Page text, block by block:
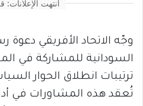
انتهت الإعلانات:
وجّه الاتحاد الأفريقي
السودانية للمشاركة في
ترتيبات انطلاق الحوار
تُعقد هذه المشاورات في